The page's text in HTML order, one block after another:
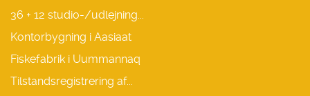
36 + 12 studio-/udlejning...
Kontorbygning i Aasiaat
Fiskefabrik i Uummannaq
Tilstandsregistrering af...